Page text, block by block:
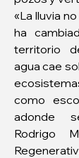
«La lluvia
ha
territorio
agua cae
como
adonde
Rodrigo